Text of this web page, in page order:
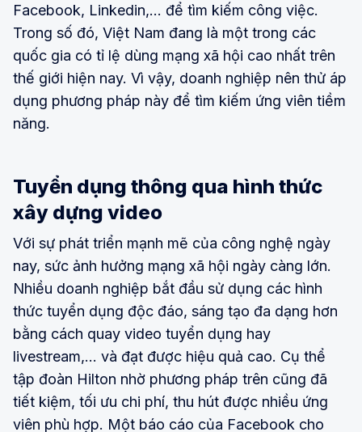
Facebook, Linkedin,... để tìm kiếm công việc.
Trong số đó, Việt Nam đang là một trong các
quốc gia có tỉ lệ dùng mạng xã hội cao nhất trên
thế giới hiện nay. Vì vậy, doanh nghiệp nên thử áp
dụng phương pháp này để tìm kiếm ứng viên tiềm
năng.
Tuyển dụng thông qua hình thức
xây dựng video
Với sự phát triển mạnh mẽ của công nghệ ngày
nay, sức ảnh hưởng mạng xã hội ngày càng lớn.
Nhiều doanh nghiệp bắt đầu sử dụng các hình
thức tuyển dụng độc đáo, sáng tạo đa dạng hơn
bằng cách quay video tuyển dụng hay
livestream,... và đạt được hiệu quả cao. Cụ thể
tập đoàn Hilton nhờ phương pháp trên cũng đã
tiết kiệm, tối ưu chi phí, thu hút được nhiều ứng
viên phù hợp. Một báo cáo của Facebook cho